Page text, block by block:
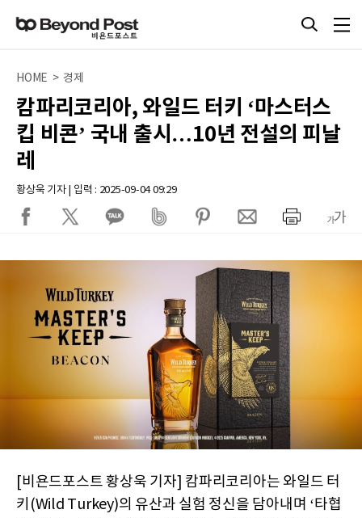
HOME > 경제
캄파리코리아, 와일드 터키 ‘마스터스
킵 비콘’ 국내 출시…10년 전설의 피날
레
황상욱 기자 | 입력 : 2025-09-04 09:29
[비욘드포스트 황상욱 기자] 캄파리코리아는 와일드 터
키(Wild Turkey)의 유산과 실험 정신을 담아내며 ‘타협